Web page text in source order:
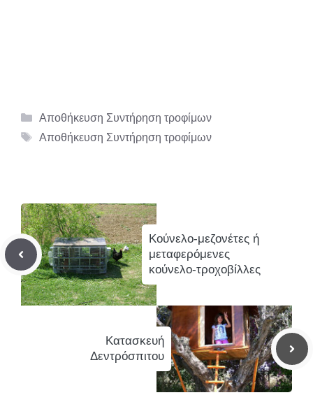
Κατηγορίες
Αποθήκευση Συντήρηση τροφίμων
Ετικέτες
Αποθήκευση Συντήρηση τροφίμων
Κούνελο-μεζονέτες ή
μεταφερόμενες
κούνελο-τροχοβίλλες
Κατασκευή
Δεντρόσπιτου